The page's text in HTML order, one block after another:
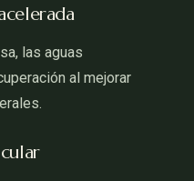
las aguas
al mejorar